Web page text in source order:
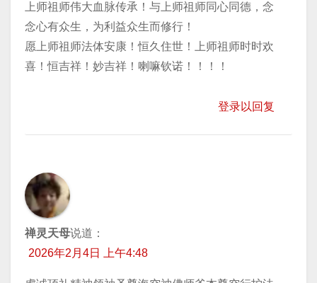
上师祖师伟大血脉传承！与上师祖师同心同德，念
念心有众生，为利益众生而修行！
愿上师祖师法体安康！恒久住世！上师祖师时时欢
喜！恒吉祥！妙吉祥！喇嘛钦诺！！！！
登录以回复
禅灵天母说道：
2026年2月4日 上午4:48